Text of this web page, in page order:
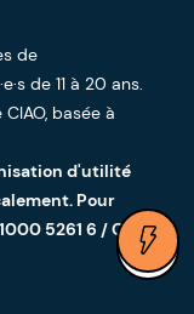
de
de 11 à 20 ans.
, basée à
d'utilité
Pour
5261 6 / CCP: